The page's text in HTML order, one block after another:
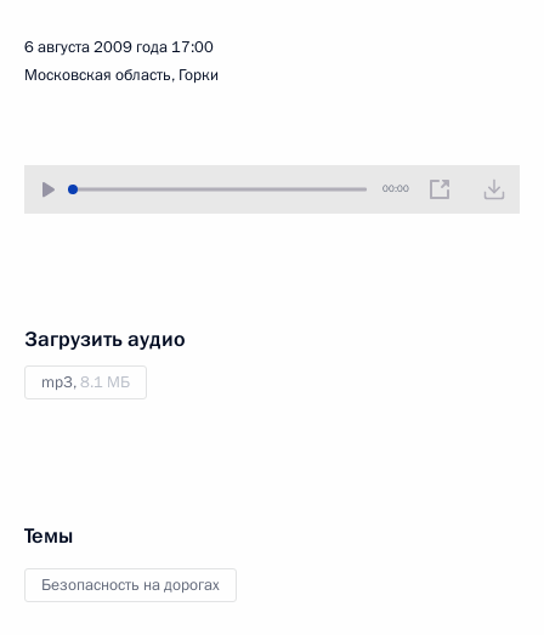
6 августа 2009 года 17:00
Московская область, Горки
00:00
Загрузить аудио
mp3,8.1 МБ
Темы
Безопасность на дорогах